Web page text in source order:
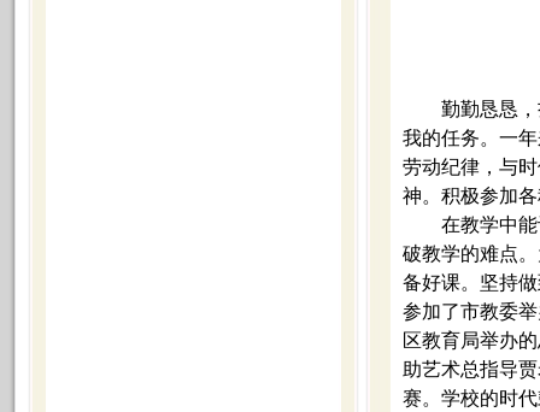
勤勤恳恳
我的任务。一
劳动纪律，与
神。积极参加
在教学中
破教学的难点
备好课。坚持
参加了市教委
区教育局举办
助艺术总指导贾
赛。学校的时